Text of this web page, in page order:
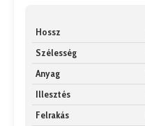
Hossz
Szélesség
Anyag
Illesztés
Felrakás